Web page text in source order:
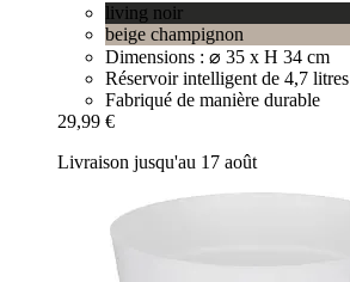
living noir
beige champignon
Dimensions : ⌀ 35 x H 34 cm
Réservoir intelligent de 4,7 litres
Fabriqué de manière durable
29,99 €
Livraison jusqu'au 17 août